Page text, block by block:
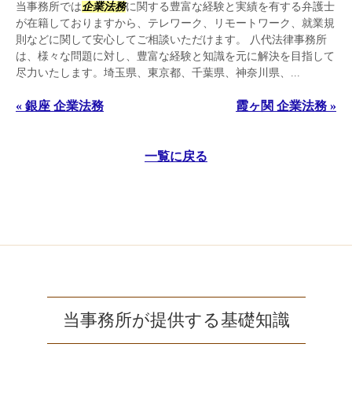
当事務所では企業法務に関する豊富な経験と実績を有する弁護士
が在籍しておりますから、テレワーク、リモートワーク、就業規
則などに関して安心してご相談いただけます。 八代法律事務所
は、様々な問題に対し、豊富な経験と知識を元に解決を目指して
尽力いたします。埼玉県、東京都、千葉県、神奈川県、...
« 銀座 企業法務 霞ヶ関 企業法務 »
一覧に戻る
当事務所が提供する基礎知識